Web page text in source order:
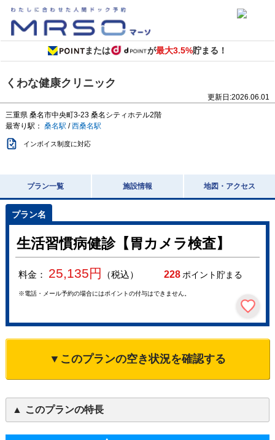
または が最大3.5%貯まる！
くわな健康クリニック
更新日:2026.06.01
三重県 桑名市中央町3-23 桑名シティホテル2階
最寄り駅： 桑名駅 /西桑名駅
インボイス制度に対応
プラン一覧 施設情報 地図・アクセス
生活習慣病健診【胃カメラ検査】
料金： 25,135円 （税込） 228ポイント貯まる
※電話・メール予約の場合にはポイントの付与はできません。
▼このプランの空き状況を確認する
このプランの特長